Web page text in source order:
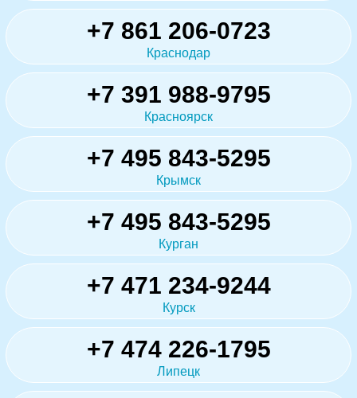
+7 861 206-0723
Краснодар
+7 391 988-9795
Красноярск
+7 495 843-5295
Крымск
+7 495 843-5295
Курган
+7 471 234-9244
Курск
+7 474 226-1795
Липецк